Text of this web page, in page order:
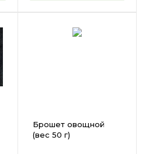
Брошет овощной
(вес 50 г)